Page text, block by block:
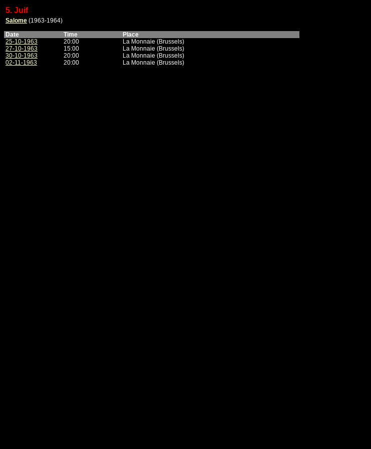
5. Juif
Salome (1963-1964)
Date
Time
Place
25-10-1963
20:00
La Monnaie (Brussels)
27-10-1963
15:00
La Monnaie (Brussels)
30-10-1963
20:00
La Monnaie (Brussels)
02-11-1963
20:00 La Monnaie (Brussels)